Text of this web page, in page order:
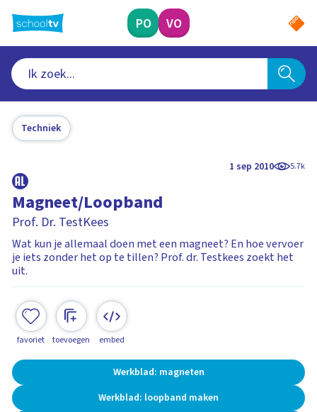
naar
hoofdinhoud
PO VO
Techniek
1 sep 2010 5.7k
Magneet/Loopband
Prof. Dr. TestKees
Wat kun je allemaal doen met een magneet? En hoe vervoer
je iets zonder het op te tillen? Prof. dr. Testkees zoekt het
uit.
favoriet toevoegen embed
Werkblad: magneten
Werkblad: loopband maken